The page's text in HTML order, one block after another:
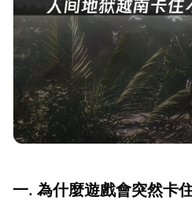
一. 為什麼遊戲會突然卡